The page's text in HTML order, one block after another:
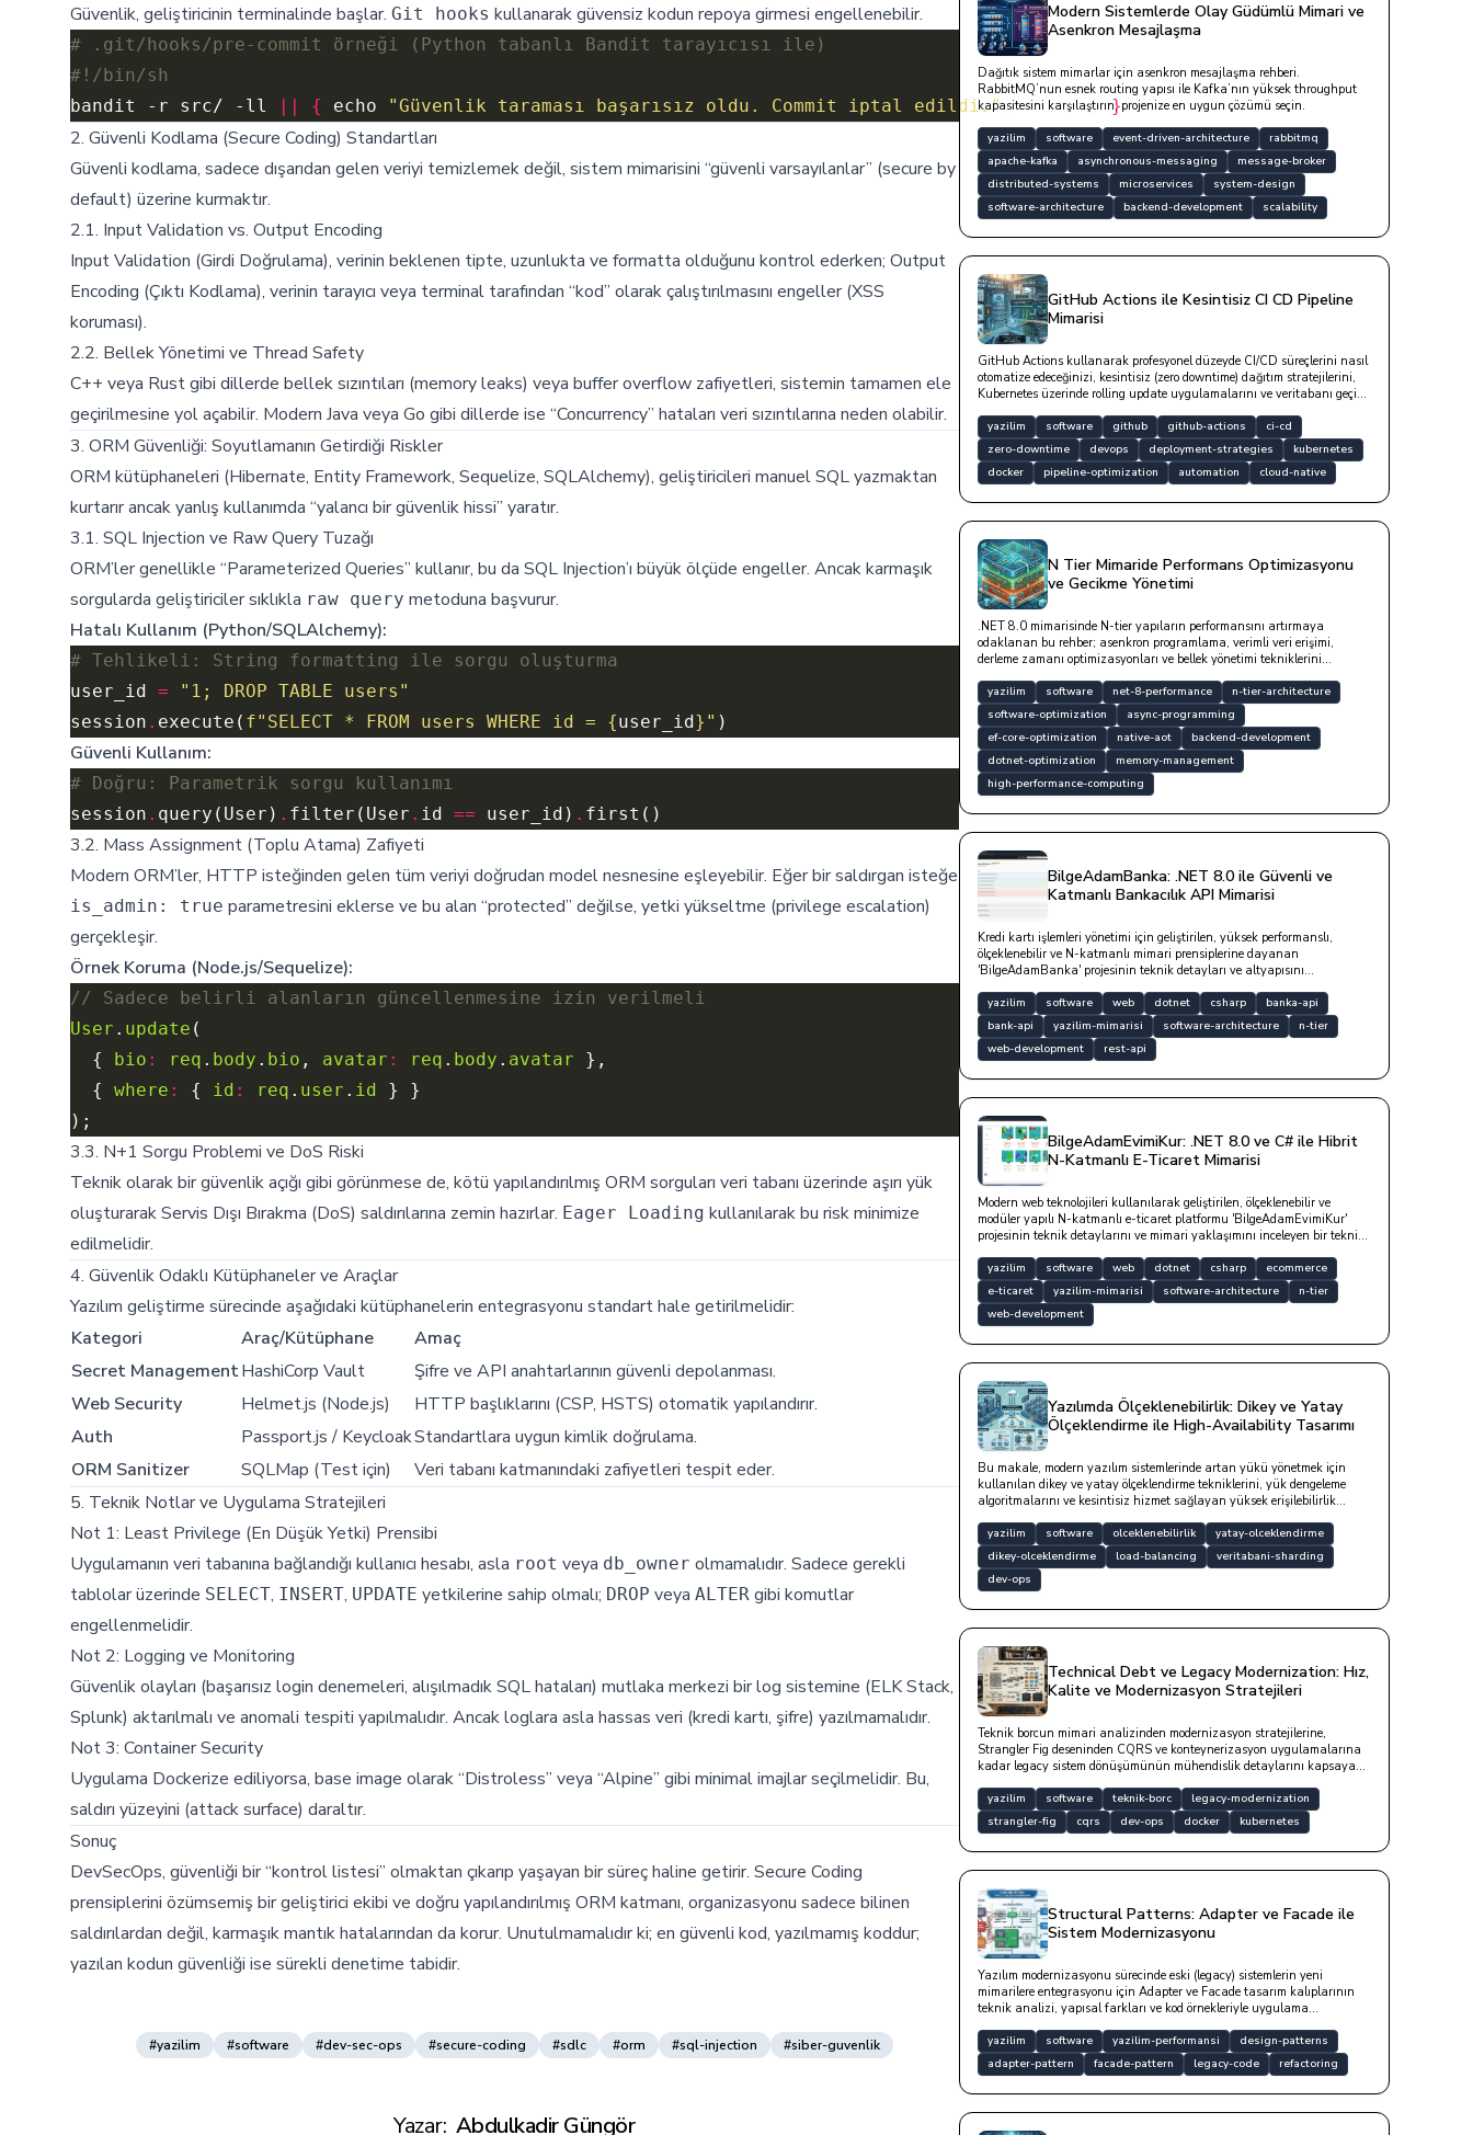
Güvenlik, geliştiricinin terminalinde başlar. Git hooks kullanarak güvensiz kodun repoya girmesi engellenebilir.
# .git/hooks/pre-commit örneği (Python tabanlı Bandit tarayıcısı ile)
#!/bin/sh
bandit -r src/ -ll
{ echo "Güvenlik taraması başarısız oldu. Commit iptal edildi."; exit 1; }
2. Güvenli Kodlama (Secure Coding) Standartları
Güvenli kodlama, sadece dışarıdan gelen veriyi temizlemek değil, sistem mimarisini “güvenli varsayılanlar” (secure by
default) üzerine kurmaktır.
2.1. Input Validation vs. Output Encoding
Input Validation (Girdi Doğrulama), verinin beklenen tipte, uzunlukta ve formatta olduğunu kontrol ederken; Output
Encoding (Çıktı Kodlama), verinin tarayıcı veya terminal tarafından “kod” olarak çalıştırılmasını engeller (XSS
koruması).
2.2. Bellek Yönetimi ve Thread Safety
C++ veya Rust gibi dillerde bellek sızıntıları (memory leaks) veya buffer overflow zafiyetleri, sistemin tamamen ele
geçirilmesine yol açabilir. Modern Java veya Go gibi dillerde ise “Concurrency” hataları veri sızıntılarına neden olabilir.
3. ORM Güvenliği: Soyutlamanın Getirdiği Riskler
ORM kütüphaneleri (Hibernate, Entity Framework, Sequelize, SQLAlchemy), geliştiricileri manuel SQL yazmaktan
kurtarır ancak yanlış kullanımda “yalancı bir güvenlik hissi” yaratır.
3.1. SQL Injection ve Raw Query Tuzağı
ORM’ler genellikle “Parameterized Queries” kullanır, bu da SQL Injection’ı büyük ölçüde engeller. Ancak karmaşık
sorgularda geliştiriciler sıklıkla raw query metoduna başvurur.
Hatalı Kullanım (Python/SQLAlchemy):
# Tehlikeli: String formatting ile sorgu oluşturma
user_id =
"1; DROP TABLE users"
session . execute( f"SELECT * FROM users WHERE id = {user_id } "
Güvenli Kullanım:
# Doğru: Parametrik sorgu kullanımı
session . query(User) . filter(User . id == user_id) .
3.2. Mass Assignment (Toplu Atama) Zafiyeti
Modern ORM’ler, HTTP isteğinden gelen tüm veriyi doğrudan model nesnesine eşleyebilir. Eğer bir saldırgan isteğe
is_admin: true parametresini eklerse ve bu alan “protected” değilse, yetki yükseltme (privilege escalation)
gerçekleşir.
Örnek Koruma (Node.js/Sequelize):
User . update
  {
bio : req . body . bio , avatar : req . body . avatar
  {
where : { id : req . user . id
3.3. N+1 Sorgu Problemi ve DoS Riski
Teknik olarak bir güvenlik açığı gibi görünmese de, kötü yapılandırılmış ORM sorguları veri tabanı üzerinde aşırı yük
oluşturarak Servis Dışı Bırakma (DoS) saldırılarına zemin hazırlar. Eager Loading kullanılarak bu risk minimize
edilmelidir.
4. Güvenlik Odaklı Kütüphaneler ve Araçlar
Yazılım geliştirme sürecinde aşağıdaki kütüphanelerin entegrasyonu standart hale getirilmelidir:
Kategori
Araç/Kütüphane
Amaç
Secret ManagementHashiCorp Vault
Şifre ve API anahtarlarının güvenli depolanması.
Web Security
Helmet.js (Node.js)
HTTP başlıklarını (CSP, HSTS) otomatik yapılandırır.
Auth
Passport.js / KeycloakStandartlara uygun kimlik doğrulama.
ORM Sanitizer
SQLMap (Test için)
Veri tabanı katmanındaki zafiyetleri tespit eder.
5. Teknik Notlar ve Uygulama Stratejileri
Not 1: Least Privilege (En Düşük Yetki) Prensibi
Uygulamanın veri tabanına bağlandığı kullanıcı hesabı, asla root veya db_owner olmamalıdır. Sadece gerekli
tablolar üzerinde SELECT, INSERT, UPDATE yetkilerine sahip olmalı; DROP veya ALTER gibi komutlar
engellenmelidir.
Not 2: Logging ve Monitoring
Güvenlik olayları (başarısız login denemeleri, alışılmadık SQL hataları) mutlaka merkezi bir log sistemine (ELK Stack,
Splunk) aktarılmalı ve anomali tespiti yapılmalıdır. Ancak loglara asla hassas veri (kredi kartı, şifre) yazılmamalıdır.
Not 3: Container Security
Uygulama Dockerize ediliyorsa, base image olarak “Distroless” veya “Alpine” gibi minimal imajlar seçilmelidir. Bu,
saldırı yüzeyini (attack surface) daraltır.
Sonuç
DevSecOps, güvenliği bir “kontrol listesi” olmaktan çıkarıp yaşayan bir süreç haline getirir. Secure Coding
prensiplerini özümsemiş bir geliştirici ekibi ve doğru yapılandırılmış ORM katmanı, organizasyonu sadece bilinen
saldırılardan değil, karmaşık mantık hatalarından da korur. Unutulmamalıdır ki; en güvenli kod, yazılmamış koddur;
yazılan kodun güvenliği ise sürekli denetime tabidir.
#yazilim #software #dev-sec-ops #secure-coding #sdlc #orm #sql-injection #siber-guvenlik
Yazar: Abdulkadir Güngör
Modern Sistemlerde Olay Güdümlü Mimari ve
Asenkron Mesajlaşma
Dağıtık sistem mimarlar için asenkron mesajlaşma rehberi.
RabbitMQ’nun esnek routing yapısı ile Kafka’nın yüksek throughput
kapasitesini karşılaştırın, projenize en uygun çözümü seçin.
yazilim software event-driven-architecture
rabbitmq
apache-kafka
asynchronous-messaging
message-broker
distributed-systems
microservices
system-design
software-architecture
backend-development scalability
GitHub Actions ile Kesintisiz CI CD Pipeline
Mimarisi
GitHub Actions kullanarak profesyonel düzeyde CI/CD süreçlerini nasıl
otomatize edeceğinizi, kesintisiz (zero downtime) dağıtım stratejilerini,
Kubernetes üzerinde rolling update uygulamalarını ve veritabanı geçiş
almaktadır.
yazilim software github github-actions
ci-cd
zero-downtime
devops deployment-strategies
kubernetes
docker
pipeline-optimization automation cloud-native
N Tier Mimaride Performans Optimizasyonu
ve Gecikme Yönetimi
.NET 8.0 mimarisinde N-tier yapıların performansını artırmaya
odaklanan bu rehber; asenkron programlama, verimli veri erişimi,
derleme zamanı optimizasyonları ve bellek yönetimi tekniklerini
teknik detaylarla açıklanmaktadır.
yazilim software net-8-performance
n-tier-architecture
software-optimization
async-programming
ef-core-optimization
native-aot
backend-development
dotnet-optimization
memory-management
high-performance-computing
BilgeAdamBanka: .NET 8.0 ile Güvenli ve
Katmanlı Bankacılık API Mimarisi
Kredi kartı işlemleri yönetimi için geliştirilen, yüksek performanslı,
ölçeklenebilir ve N-katmanlı mimari prensiplerine dayanan
'BilgeAdamBanka' projesinin teknik detayları ve altyapısını
yazilim software web dotnet csharp
banka-api
bank-api
yazilim-mimarisi software-architecture
n-tier
web-development
rest-api
BilgeAdamEvimiKur: .NET 8.0 ve C# ile Hibrit
N-Katmanlı E-Ticaret Mimarisi
Modern web teknolojileri kullanılarak geliştirilen, ölçeklenebilir ve
modüler yapılı N-katmanlı e-ticaret platformu 'BilgeAdamEvimiKur'
projesinin teknik detaylarını ve mimari yaklaşımını inceleyen bir teknik
yazilim software web dotnet csharp
ecommerce
e-ticaret
yazilim-mimarisi software-architecture
n-tier
web-development
Yazılımda Ölçeklenebilirlik: Dikey ve Yatay
Ölçeklendirme ile High-Availability Tasarımı
Bu makale, modern yazılım sistemlerinde artan yükü yönetmek için
kullanılan dikey ve yatay ölçeklendirme tekniklerini, yük dengeleme
algoritmalarını ve kesintisiz hizmet sağlayan yüksek erişilebilirlik
incelemektedir.
yazilim software olceklenebilirlik
yatay-olceklendirme
dikey-olceklendirme
load-balancing
veritabani-sharding
dev-ops
Technical Debt ve Legacy Modernization: Hız,
Kalite ve Modernizasyon Stratejileri
Teknik borcun mimari analizinden modernizasyon stratejilerine,
Strangler Fig deseninden CQRS ve konteynerizasyon uygulamalarına
kadar legacy sistem dönüşümünün mühendislik detaylarını kapsayan
yazilim software teknik-borc
legacy-modernization
strangler-fig
cqrs dev-ops docker kubernetes
Structural Patterns: Adapter ve Facade ile
Sistem Modernizasyonu
Yazılım modernizasyonu sürecinde eski (legacy) sistemlerin yeni
mimarilere entegrasyonu için Adapter ve Facade tasarım kalıplarının
teknik analizi, yapısal farkları ve kod örnekleriyle uygulama
yazilim software yazilim-performansi
design-patterns
adapter-pattern
facade-pattern legacy-code refactoring